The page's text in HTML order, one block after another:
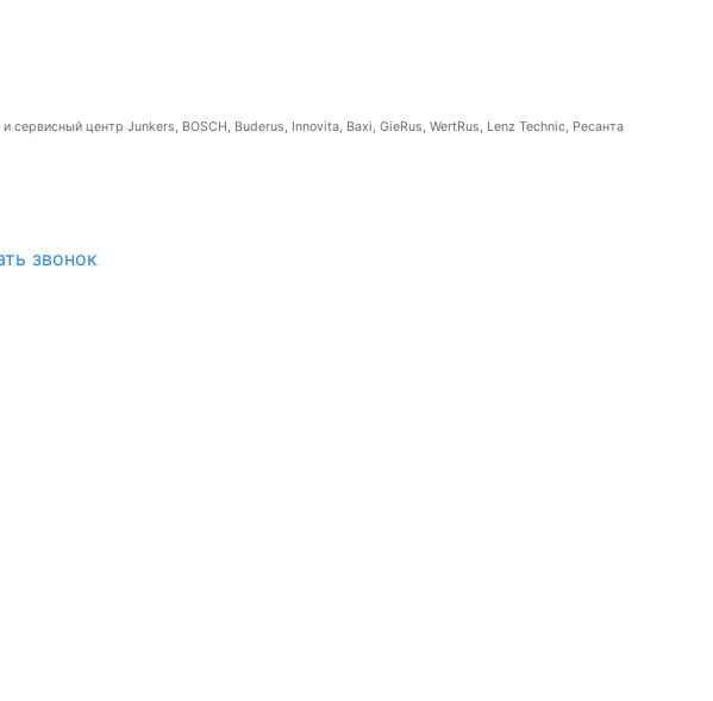
сервисный центр Junkers, BOSCH, Buderus, Innovita, Baxi, GieRus, WertRus, Lenz Technic, Ресанта
звонок